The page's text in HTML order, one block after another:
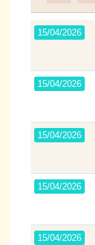
15/04/2026
15/04/2026
15/04/2026
15/04/2026
15/04/2026